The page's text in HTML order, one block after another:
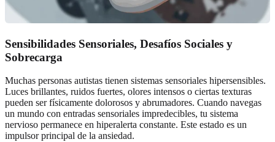
Sensibilidades Sensoriales, Desafíos Sociales y
Sobrecarga
Muchas personas autistas tienen sistemas sensoriales hipersensibles.
Luces brillantes, ruidos fuertes, olores intensos o ciertas texturas
pueden ser físicamente dolorosos y abrumadores. Cuando navegas
un mundo con entradas sensoriales impredecibles, tu sistema
nervioso permanece en hiperalerta constante. Este estado es un
impulsor principal de la ansiedad.